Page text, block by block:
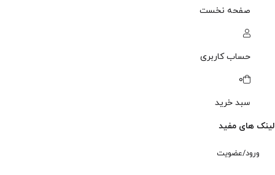
صفحه نخست
حساب کاربری
0
سبد خرید
لینک های مفید
ورود/عضویت